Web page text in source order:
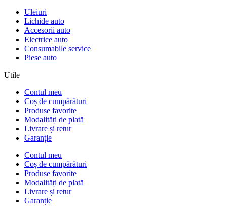
Uleiuri
Lichide auto
Accesorii auto
Electrice auto
Consumabile service
Piese auto
Utile
Contul meu
Coș de cumpărături
Produse favorite
Modalități de plată
Livrare și retur
Garanție
Contul meu
Coș de cumpărături
Produse favorite
Modalități de plată
Livrare și retur
Garanție